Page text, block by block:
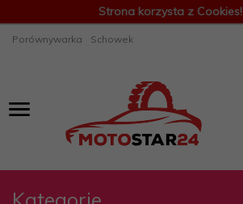
Strona korzysta z Cookies!
Porównywarka Schowek